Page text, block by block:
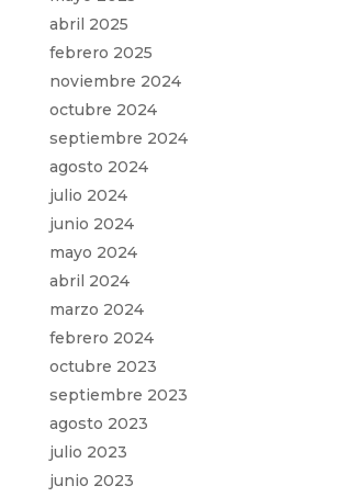
abril 2025
febrero 2025
noviembre 2024
octubre 2024
septiembre 2024
agosto 2024
julio 2024
junio 2024
mayo 2024
abril 2024
marzo 2024
febrero 2024
octubre 2023
septiembre 2023
agosto 2023
julio 2023
junio 2023